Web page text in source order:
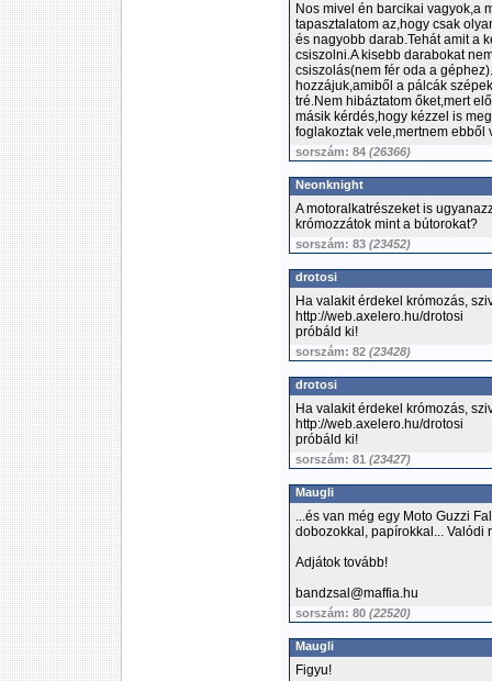
Nos mivel én barcikai vagyok,a
tapasztalatom az,hogy csak
és nagyobb darab.Tehát amit a
csiszolni.A kisebb darabokat
csiszolás(nem fér oda a
hozzájuk,amiből a pálcák
tré.Nem hibáztatom őket,mert
másik kérdés,hogy kézzel is
foglakoztak vele,mertnem ebből
sorszám: 84 (26366)
Neonknight
A motoralkatrészeket is
krómozzátok mint a bútorokat?
sorszám: 83 (23452)
drotosi
Ha valakit érdekel krómozás,
http://web.axelero.hu/drotosi
próbáld ki!
sorszám: 82 (23428)
drotosi
Ha valakit érdekel krómozás,
http://web.axelero.hu/drotosi
próbáld ki!
sorszám: 81 (23427)
Maugli
...és van még egy Moto Guzzi
dobozokkal, papírokkal... Valódi
Adjátok tovább!
bandzsal@maffia.hu
sorszám: 80 (22520)
Maugli
Figyu!